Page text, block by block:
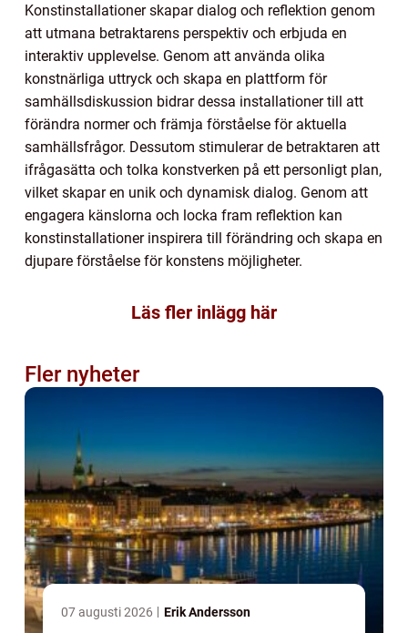
Konstinstallationer skapar dialog och reflektion genom
att utmana betraktarens perspektiv och erbjuda en
interaktiv upplevelse. Genom att använda olika
konstnärliga uttryck och skapa en plattform för
samhällsdiskussion bidrar dessa installationer till att
förändra normer och främja förståelse för aktuella
samhällsfrågor. Dessutom stimulerar de betraktaren att
ifrågasätta och tolka konstverken på ett personligt plan,
vilket skapar en unik och dynamisk dialog. Genom att
engagera känslorna och locka fram reflektion kan
konstinstallationer inspirera till förändring och skapa en
djupare förståelse för konstens möjligheter.
Läs fler inlägg här
Fler nyheter
07 augusti 2026 Erik Andersson